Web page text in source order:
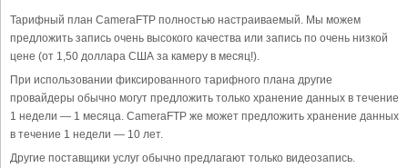
Тарифный план CameraFTP полностью настраиваемый. Мы можем
предложить запись очень высокого качества или запись по очень низкой
цене (от 1,50 доллара США за камеру в месяц!).
При использовании фиксированного тарифного плана другие
провайдеры обычно могут предложить только хранение данных в течение
1 недели — 1 месяца. CameraFTP же может предложить хранение данных
в течение 1 недели — 10 лет.
Другие поставщики услуг обычно предлагают только видеозапись.